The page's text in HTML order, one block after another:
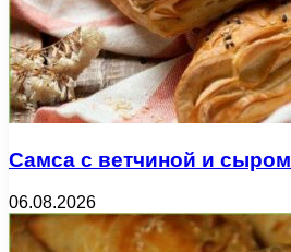
Самса с ветчиной и сыром
06.08.2026